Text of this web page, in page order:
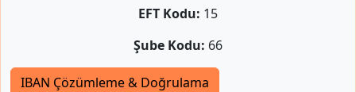
EFT Kodu: 15
Şube Kodu: 66
IBAN Çözümleme & Doğrulama